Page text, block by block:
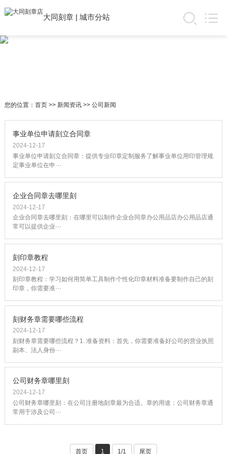
大同刻章| 城市分站
您的位置： 首页>> 新闻资讯>> 公司新闻
事业单位申请刻立合同章
2024-12-17
事业单位申请刻立合同章：提供专业印章定制服务了解事业单位用印管理规
定事业单位在申···
企业合同章去哪里刻
2024-12-17
企业合同章去哪里刻：在哪里可以制作企业合同章办公用品店办公用品店通
常可以提供企业···
刻印章教程
2024-12-17
刻印章教程：学习如何用简单工具制作个性化印章材料准备要制作自己的刻
印章，你需要准···
刻财务章需要哪些流程
2024-12-17
刻财务章需要哪些流程？1. 准备资料：首先，你需要准备好公司的营业执照
副本、法人身份···
公司财务章哪里刻
2024-12-17
公司财务章哪里刻：在公司注册地刻章最为合适。章的用途：公司财务章通
常用于涉及公司···
首页 1 1/1 尾页